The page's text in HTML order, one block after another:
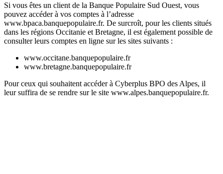
Si vous êtes un client de la Banque Populaire Sud Ouest, vous
pouvez accéder à vos comptes à l’adresse
www.bpaca.banquepopulaire.fr. De surcroît, pour les clients situés
dans les régions Occitanie et Bretagne, il est également possible de
consulter leurs comptes en ligne sur les sites suivants :
www.occitane.banquepopulaire.fr
www.bretagne.banquepopulaire.fr
Pour ceux qui souhaitent accéder à Cyberplus BPO des Alpes, il
leur suffira de se rendre sur le site www.alpes.banquepopulaire.fr.